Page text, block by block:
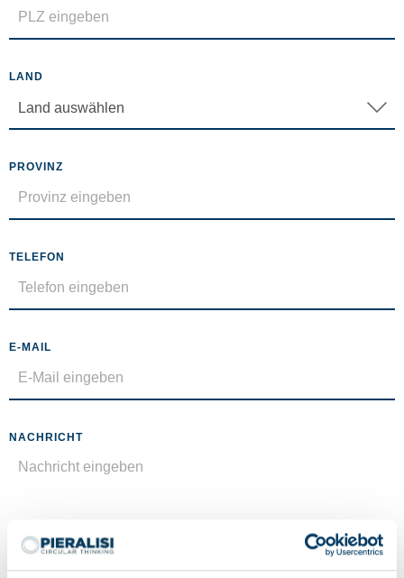
LAND
PROVINZ
TELEFON
E-MAIL
NACHRICHT
Nach Einsichtnahme in das Informationsblatt zur